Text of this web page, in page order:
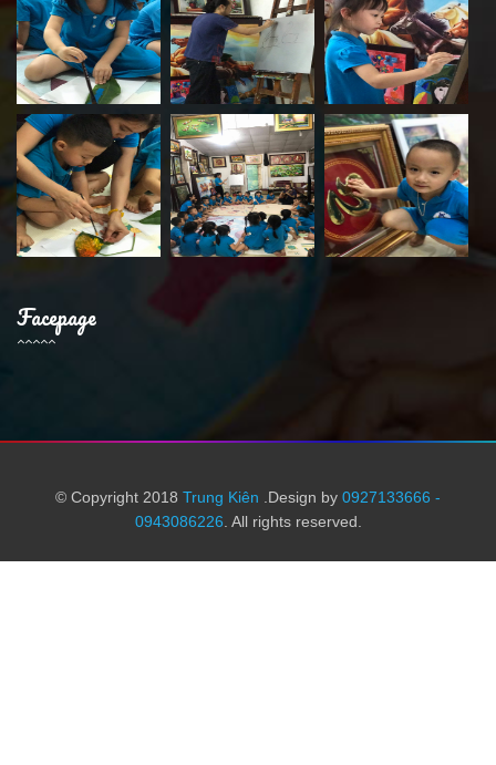
Facepage
© Copyright 2018 Trung Kiên .Design by 0927133666 -
0943086226 . All rights reserved.